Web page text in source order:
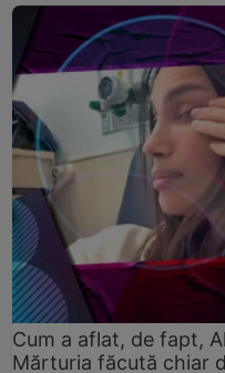
Cum a aflat, de fapt,
Mărturia făcută chiar